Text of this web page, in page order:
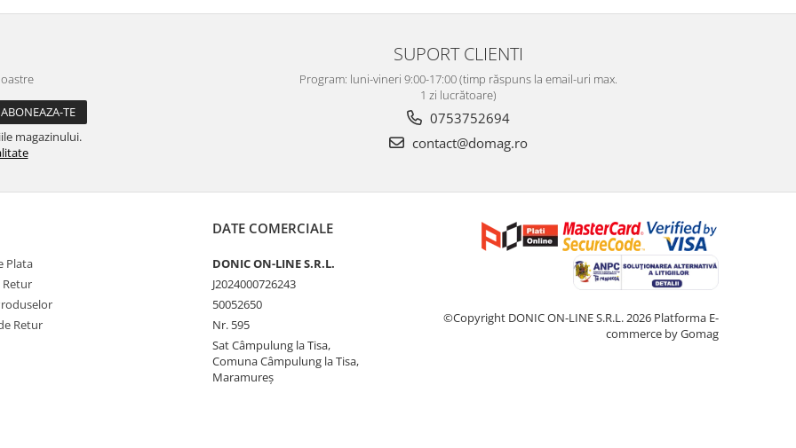
magazinului.
SUPORT CLIENTI
Program: luni-vineri 9:00-17:00 (timp răspuns la email-uri max.
1 zi lucrătoare)
0753752694
contact@domag.ro
Plata
Retur
Retur
DATE COMERCIALE
DONIC ON-LINE S.R.L.
J2024000726243
50052650
Nr. 595
Sat Câmpulung la Tisa,
Comuna Câmpulung la Tisa,
Maramureș
©Copyright DONIC ON-LINE S.R.L. 2026 Platforma E-
commerce by Gomag